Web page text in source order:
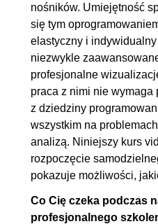
rozkład
4.2. Wybrane rozkłady
zmiennej losowej
4.3. Korelacja i regresja
4.4. Analiza szeregu
czasowego - dekompozycja,
średnia ruchoma
4.5. Prognozowanie
5.1. Wykresy w technice
nośników. Umiejętność
się tym
elastyczny i
niezwykle
profesjonalne
praca z nimi nie
z dziedziny
wszystkim na
analizą. Niniejszy kurs
rozpoczęcie
pokazuje możliwości,
Co Cię czeka podczas
profesjonalnego